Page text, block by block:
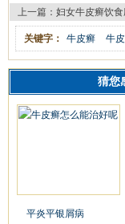
上一篇： 妇女牛皮癣饮
关键字： 牛皮癣 牛
猜您
平炎平银屑病